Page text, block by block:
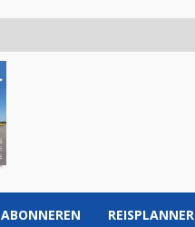
ABONNEREN REISPLANNER